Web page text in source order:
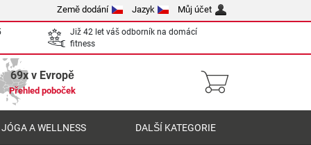
Země dodání Jazyk Můj účet
Již 42 let váš odborník na domácí
fitness
69x v Evropě
Přehled poboček
A WELLNESS DALŠÍ KATEGORIE